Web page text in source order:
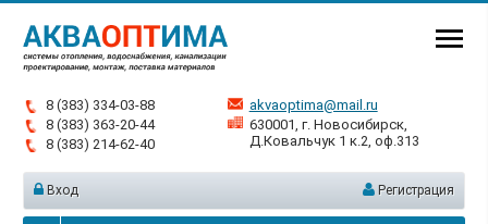
8 (383) 334-03-88
8 (383) 363-20-44
8 (383) 214-62-40
akvaoptima@mail.ru
630001, г. Новосибирск,
Д.Ковальчук 1 к.2, оф.313
Вход Регистрация